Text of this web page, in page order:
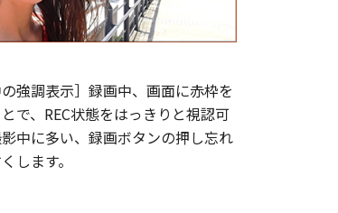
の強調表示］録画中、画面に赤枠を
で、REC状態をはっきりと視認可
中に多い、録画ボタンの押し忘れ
します。